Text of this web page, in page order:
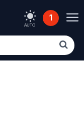
AUTO
1